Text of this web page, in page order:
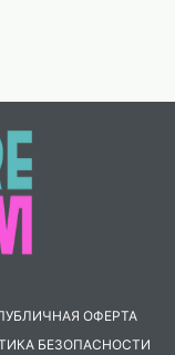
ОФЕРТА
БЕЗОПАСНОСТИ